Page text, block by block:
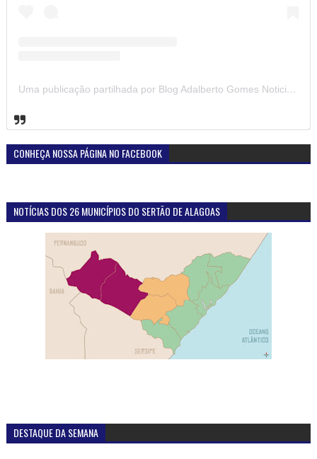
Uma publicação partilhada por Blog Adalberto Gomes Noticias (@blogadalbertogomesnoticiass)
CONHEÇA NOSSA PÁGINA NO FACEBOOK
NOTÍCIAS DOS 26 MUNICÍPIOS DO SERTÃO DE ALAGOAS
DESTAQUE DA SEMANA